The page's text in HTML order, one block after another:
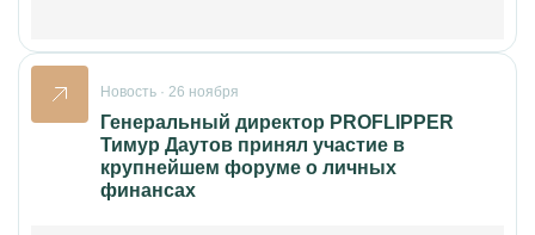
Новость · 26 ноября
Генеральный директор PROFLIPPER
Тимур Даутов принял участие в
крупнейшем форуме о личных
финансах